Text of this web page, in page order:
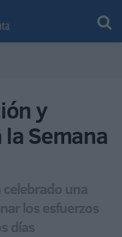
y
Semana
celebrado una
los esfuerzos
días